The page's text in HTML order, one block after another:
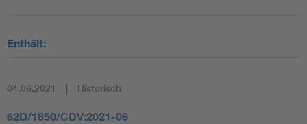
Enthält:
04.06.2021 Historisch
62D/1850/CDV:2021-06